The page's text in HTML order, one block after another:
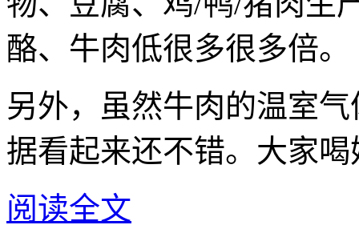
酪、牛肉低很多很多倍。
另外，虽然牛肉的温室
据看起来还不错。大家
阅读全文